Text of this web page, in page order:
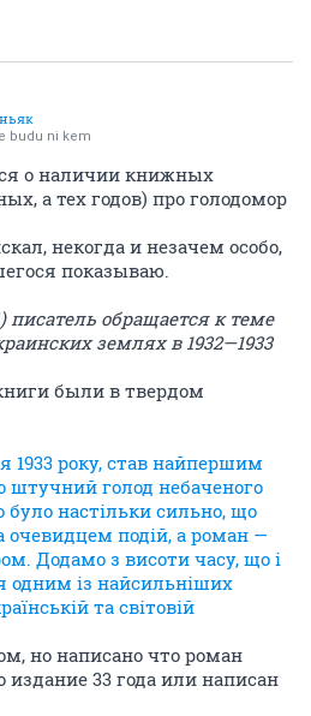
budu ni kem
о наличии книжных
а тех годов) про голодомор
некогда и незачем особо,
показываю.
писатель обращается к теме
землях в 1932—1933
были в твердом
1933 року, став найпершим
голод небаченого
було настільки сильно, що
очевидцем подій, а роман —
Додамо з висоти часу, що і
одним із найсильніших
та світовій
но написано что роман
издание 33 года или написан